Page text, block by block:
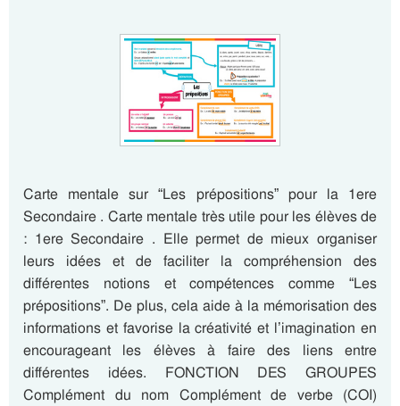
Carte mentale sur “Les prépositions” pour la 1ere
Secondaire . Carte mentale très utile pour les élèves de
: 1ere Secondaire . Elle permet de mieux organiser
leurs idées et de faciliter la compréhension des
différentes notions et compétences comme “Les
prépositions”. De plus, cela aide à la mémorisation des
informations et favorise la créativité et l’imagination en
encourageant les élèves à faire des liens entre
différentes idées. FONCTION DES GROUPES
Complément du nom Complément de verbe (COI)